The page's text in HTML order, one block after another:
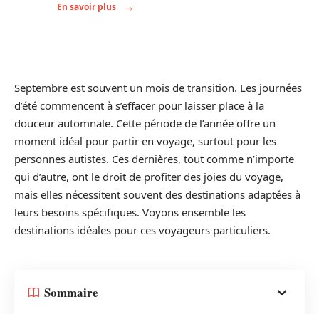
En savoir plus
Septembre est souvent un mois de transition. Les journées
d’été commencent à s’effacer pour laisser place à la
douceur automnale. Cette période de l’année offre un
moment idéal pour partir en voyage, surtout pour les
personnes autistes. Ces dernières, tout comme n’importe
qui d’autre, ont le droit de profiter des joies du voyage,
mais elles nécessitent souvent des destinations adaptées à
leurs besoins spécifiques. Voyons ensemble les
destinations idéales pour ces voyageurs particuliers.
Sommaire